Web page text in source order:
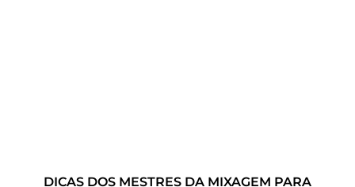
DICAS DOS MESTRES DA MIXAGEM PARA